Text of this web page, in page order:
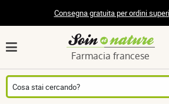
Consegna gratuita per ordini
Farmacia francese